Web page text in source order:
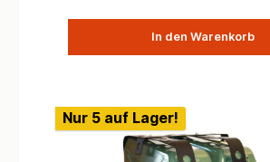
5,8 x 3,5 x 2 cm, 220 g
In den Warenkorb
Nur 5 auf Lager!